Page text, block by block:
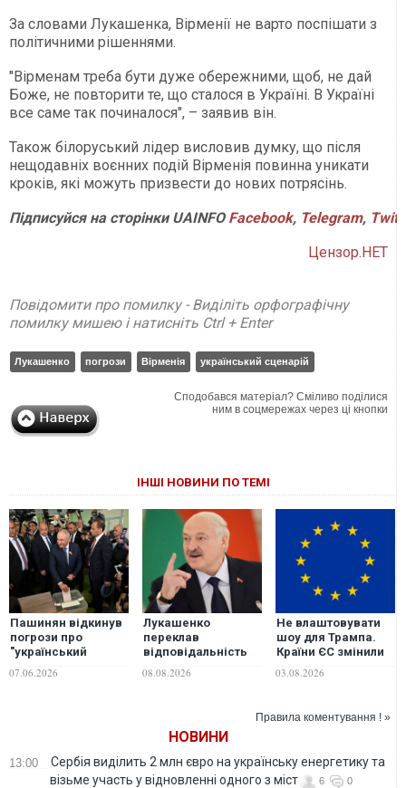
За словами Лукашенка, Вірменії не варто поспішати з
політичними рішеннями.
"Вірменам треба бути дуже обережними, щоб, не дай
Боже, не повторити те, що сталося в Україні. В Україні
все саме так починалося", – заявив він.
Також білоруський лідер висловив думку, що після
нещодавніх воєнних подій Вірменія повинна уникати
кроків, які можуть призвести до нових потрясінь.
ПідписуйсянасторінкиUAINFO Facebook, Telegram,
Цензор.НЕТ
Повідомити про помилку - Виділіть орфографічну
помилку мишею і натисніть Ctrl + Enter
Лукашенко погрози Вірменія український сценарій
Сподобався матеріал? Сміливо поділися
ним в соцмережах через ці кнопки
ІНШІ НОВИНИ ПО ТЕМІ
Пашинян відкинув
погрози про
"український
Вірменії
07.06.2026
Лукашенко
переклав
відповідальність
її внутрішні
08.08.2026
Не влаштовувати
шоу для Трампа.
Країни ЄС змінили
на нові митні
03.08.2026
Правила коментування ! »
НОВИНИ
13:00
Сербія виділить 2 млн євро на українську енергетику та
візьме участь у відновленні одного з міст
6 0